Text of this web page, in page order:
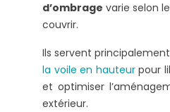
d’ombrage varie selon
couvrir.
Ils servent
la voile en hauteurpour
et optimiser
extérieur.